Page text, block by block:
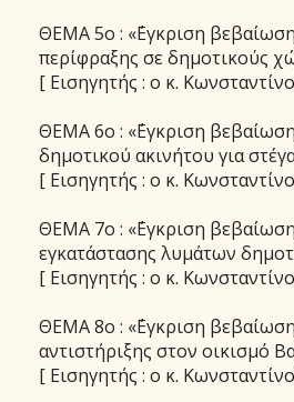
ΘΕΜΑ 5ο : «΄Εγκριση
περίφραξης σε δημοτικούς
[ Εισηγητής : ο κ.
ΘΕΜΑ 6ο : «΄Εγκριση
δημοτικού ακινήτου για
[ Εισηγητής : ο κ.
ΘΕΜΑ 7ο : «΄Εγκριση
εγκατάστασης λυμάτων
[ Εισηγητής : ο κ.
ΘΕΜΑ 8ο : «΄Εγκριση
αντιστήριξης στον οικισμό
[ Εισηγητής : ο κ.